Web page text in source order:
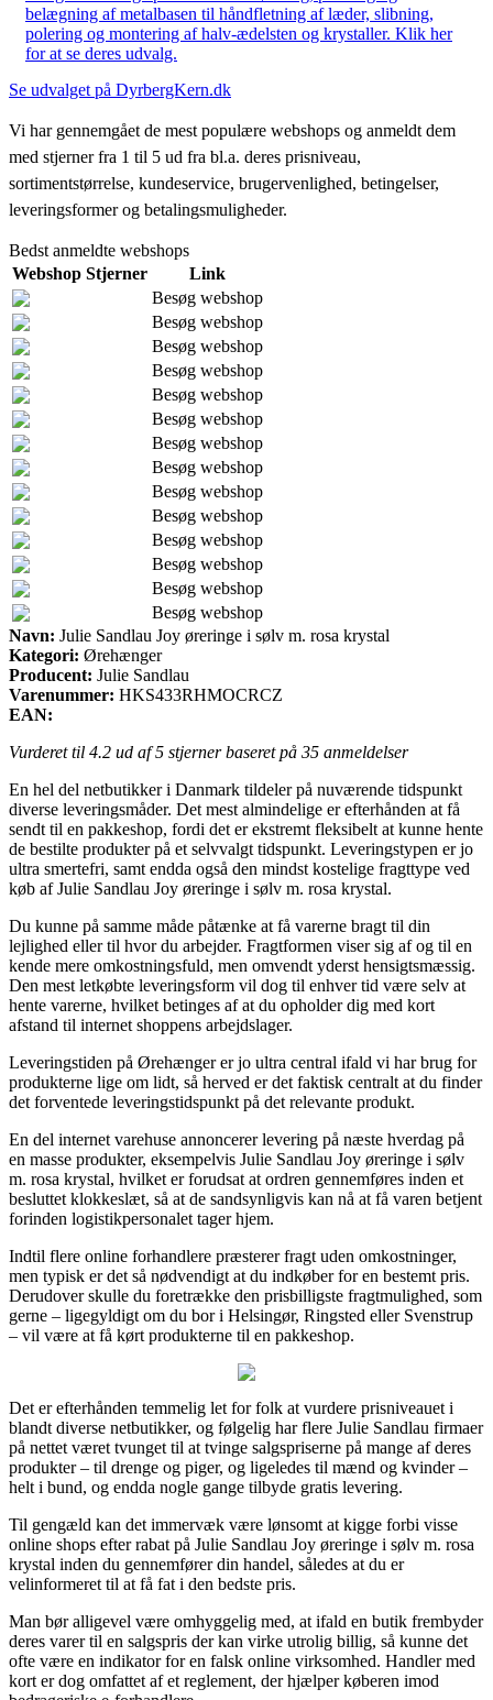
belægning af metalbasen til håndfletning af læder, slibning,
polering og montering af halv-ædelsten og krystaller. Klik her
for at se deres udvalg.
Se udvalget på DyrbergKern.dk
Vi har gennemgået de mest populære webshops og anmeldt dem
med stjerner fra 1 til 5 ud fra bl.a. deres prisniveau,
sortimentstørrelse, kundeservice, brugervenlighed, betingelser,
leveringsformer og betalingsmuligheder.
Bedst anmeldte webshops
Webshop Stjerner
Link
Besøg webshop
Besøg webshop
Besøg webshop
Besøg webshop
Besøg webshop
Besøg webshop
Besøg webshop
Besøg webshop
Besøg webshop
Besøg webshop
Besøg webshop
Besøg webshop
Besøg webshop
Besøg webshop
Navn: Julie Sandlau Joy øreringe i sølv m. rosa krystal
Kategori: Ørehænger
Producent: Julie Sandlau
Varenummer: HKS433RHMOCRCZ
EAN:
Vurderet til 4.2 ud af 5 stjerner baseret på 35 anmeldelser
En hel del netbutikker i Danmark tildeler på nuværende tidspunkt
diverse leveringsmåder. Det mest almindelige er efterhånden at få
sendt til en pakkeshop, fordi det er ekstremt fleksibelt at kunne hente
de bestilte produkter på et selvvalgt tidspunkt. Leveringstypen er jo
ultra smertefri, samt endda også den mindst kostelige fragttype ved
køb af Julie Sandlau Joy øreringe i sølv m. rosa krystal.
Du kunne på samme måde påtænke at få varerne bragt til din
lejlighed eller til hvor du arbejder. Fragtformen viser sig af og til en
kende mere omkostningsfuld, men omvendt yderst hensigtsmæssig.
Den mest letkøbte leveringsform vil dog til enhver tid være selv at
hente varerne, hvilket betinges af at du opholder dig med kort
afstand til internet shoppens arbejdslager.
Leveringstiden på Ørehænger er jo ultra central ifald vi har brug for
produkterne lige om lidt, så herved er det faktisk centralt at du finder
det forventede leveringstidspunkt på det relevante produkt.
En del internet varehuse annoncerer levering på næste hverdag på
en masse produkter, eksempelvis Julie Sandlau Joy øreringe i sølv
m. rosa krystal, hvilket er forudsat at ordren gennemføres inden et
besluttet klokkeslæt, så at de sandsynligvis kan nå at få varen betjent
forinden logistikpersonalet tager hjem.
Indtil flere online forhandlere præsterer fragt uden omkostninger,
men typisk er det så nødvendigt at du indkøber for en bestemt pris.
Derudover skulle du foretrække den prisbilligste fragtmulighed, som
gerne – ligegyldigt om du bor i Helsingør, Ringsted eller Svenstrup
– vil være at få kørt produkterne til en pakkeshop.
Det er efterhånden temmelig let for folk at vurdere prisniveauet i
blandt diverse netbutikker, og følgelig har flere Julie Sandlau firmaer
på nettet været tvunget til at tvinge salgspriserne på mange af deres
produkter – til drenge og piger, og ligeledes til mænd og kvinder –
helt i bund, og endda nogle gange tilbyde gratis levering.
Til gengæld kan det immervæk være lønsomt at kigge forbi visse
online shops efter rabat på Julie Sandlau Joy øreringe i sølv m. rosa
krystal inden du gennemfører din handel, således at du er
velinformeret til at få fat i den bedste pris.
Man bør alligevel være omhyggelig med, at ifald en butik frembyder
deres varer til en salgspris der kan virke utrolig billig, så kunne det
ofte være en indikator for en falsk online virksomhed. Handler med
kort er dog omfattet af et reglement, der hjælper køberen imod